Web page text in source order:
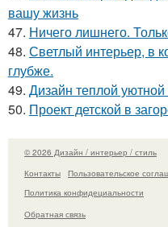
вашу жизнь
47. Ничего лишнего.
48. Светлый интерьер, в
глубже.
49. Дизайн теплой
50. Проект детской в
© 2026 Дизайн / интерьер / стиль
Контакты
Пользовательское
Политика конфидециальности
Обратная связь